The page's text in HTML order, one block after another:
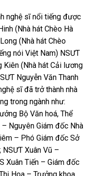
nghệ sĩ nổi tiếng được
(Nhà hát Chèo Hà
(Nhà hát Chèo
nói Việt Nam) NSƯT
Kiên (Nhà hát Cải lương
Nguyễn Văn Thanh
sĩ đã trở thành nhà
trong ngành như:
Bộ Văn hoá, Thể
Nguyên Giám đốc Nhà
– Phó Giám đốc Sở
NSƯT Xuân Vũ –
Xuân Tiến – Giám đốc